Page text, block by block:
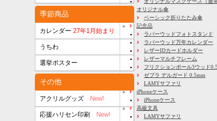
季節商品
カレンダー 27年1月始まり
うちわ
選挙ポスター
その他
アクリルグッズ New!
応援ハリセン印刷 New!
オリジナル傘
ベーシック折りたたみ傘
記念品
ラバーウッドフォトスタンド
ラバーウッド万年カレンダー
レザーIDカードホルダー
レザーマルチフレーム
フリクションボール3ウッド
ゼブラ デルガード 0.5mm
LAMYサファリ
iPhoneケース
iPhoneケース
高級文具
LAMYサファリ